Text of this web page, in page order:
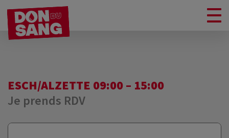
ESCH/ALZETTE 09:00 – 15:00
Je prends RDV